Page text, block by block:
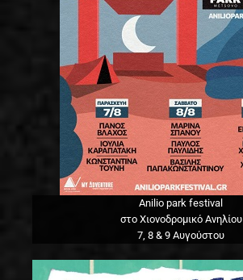
Anilio park festival
στο Χιονοδρομικό Ανηλίου
7, 8 & 9 Αυγούστου